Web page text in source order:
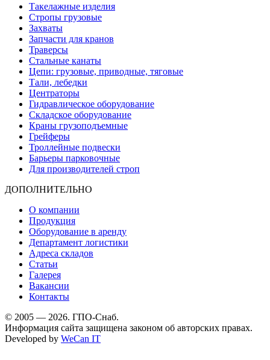
Такелажные изделия
Стропы грузовые
Захваты
Запчасти для кранов
Траверсы
Стальные канаты
Цепи: грузовые, приводные, тяговые
Тали, лебедки
Центраторы
Гидравлическое оборудование
Складское оборудование
Краны грузоподъемные
Грейферы
Троллейные подвески
Барьеры парковочные
Для производителей строп
ДОПОЛНИТЕЛЬНО
О компании
Продукция
Оборудование в аренду
Департамент логистики
Адреса складов
Статьи
Галерея
Вакансии
Контакты
© 2005 — 2026. ГПО-Снаб.
Информация сайта защищена законом об авторских правах.
Developed by WeCan IT